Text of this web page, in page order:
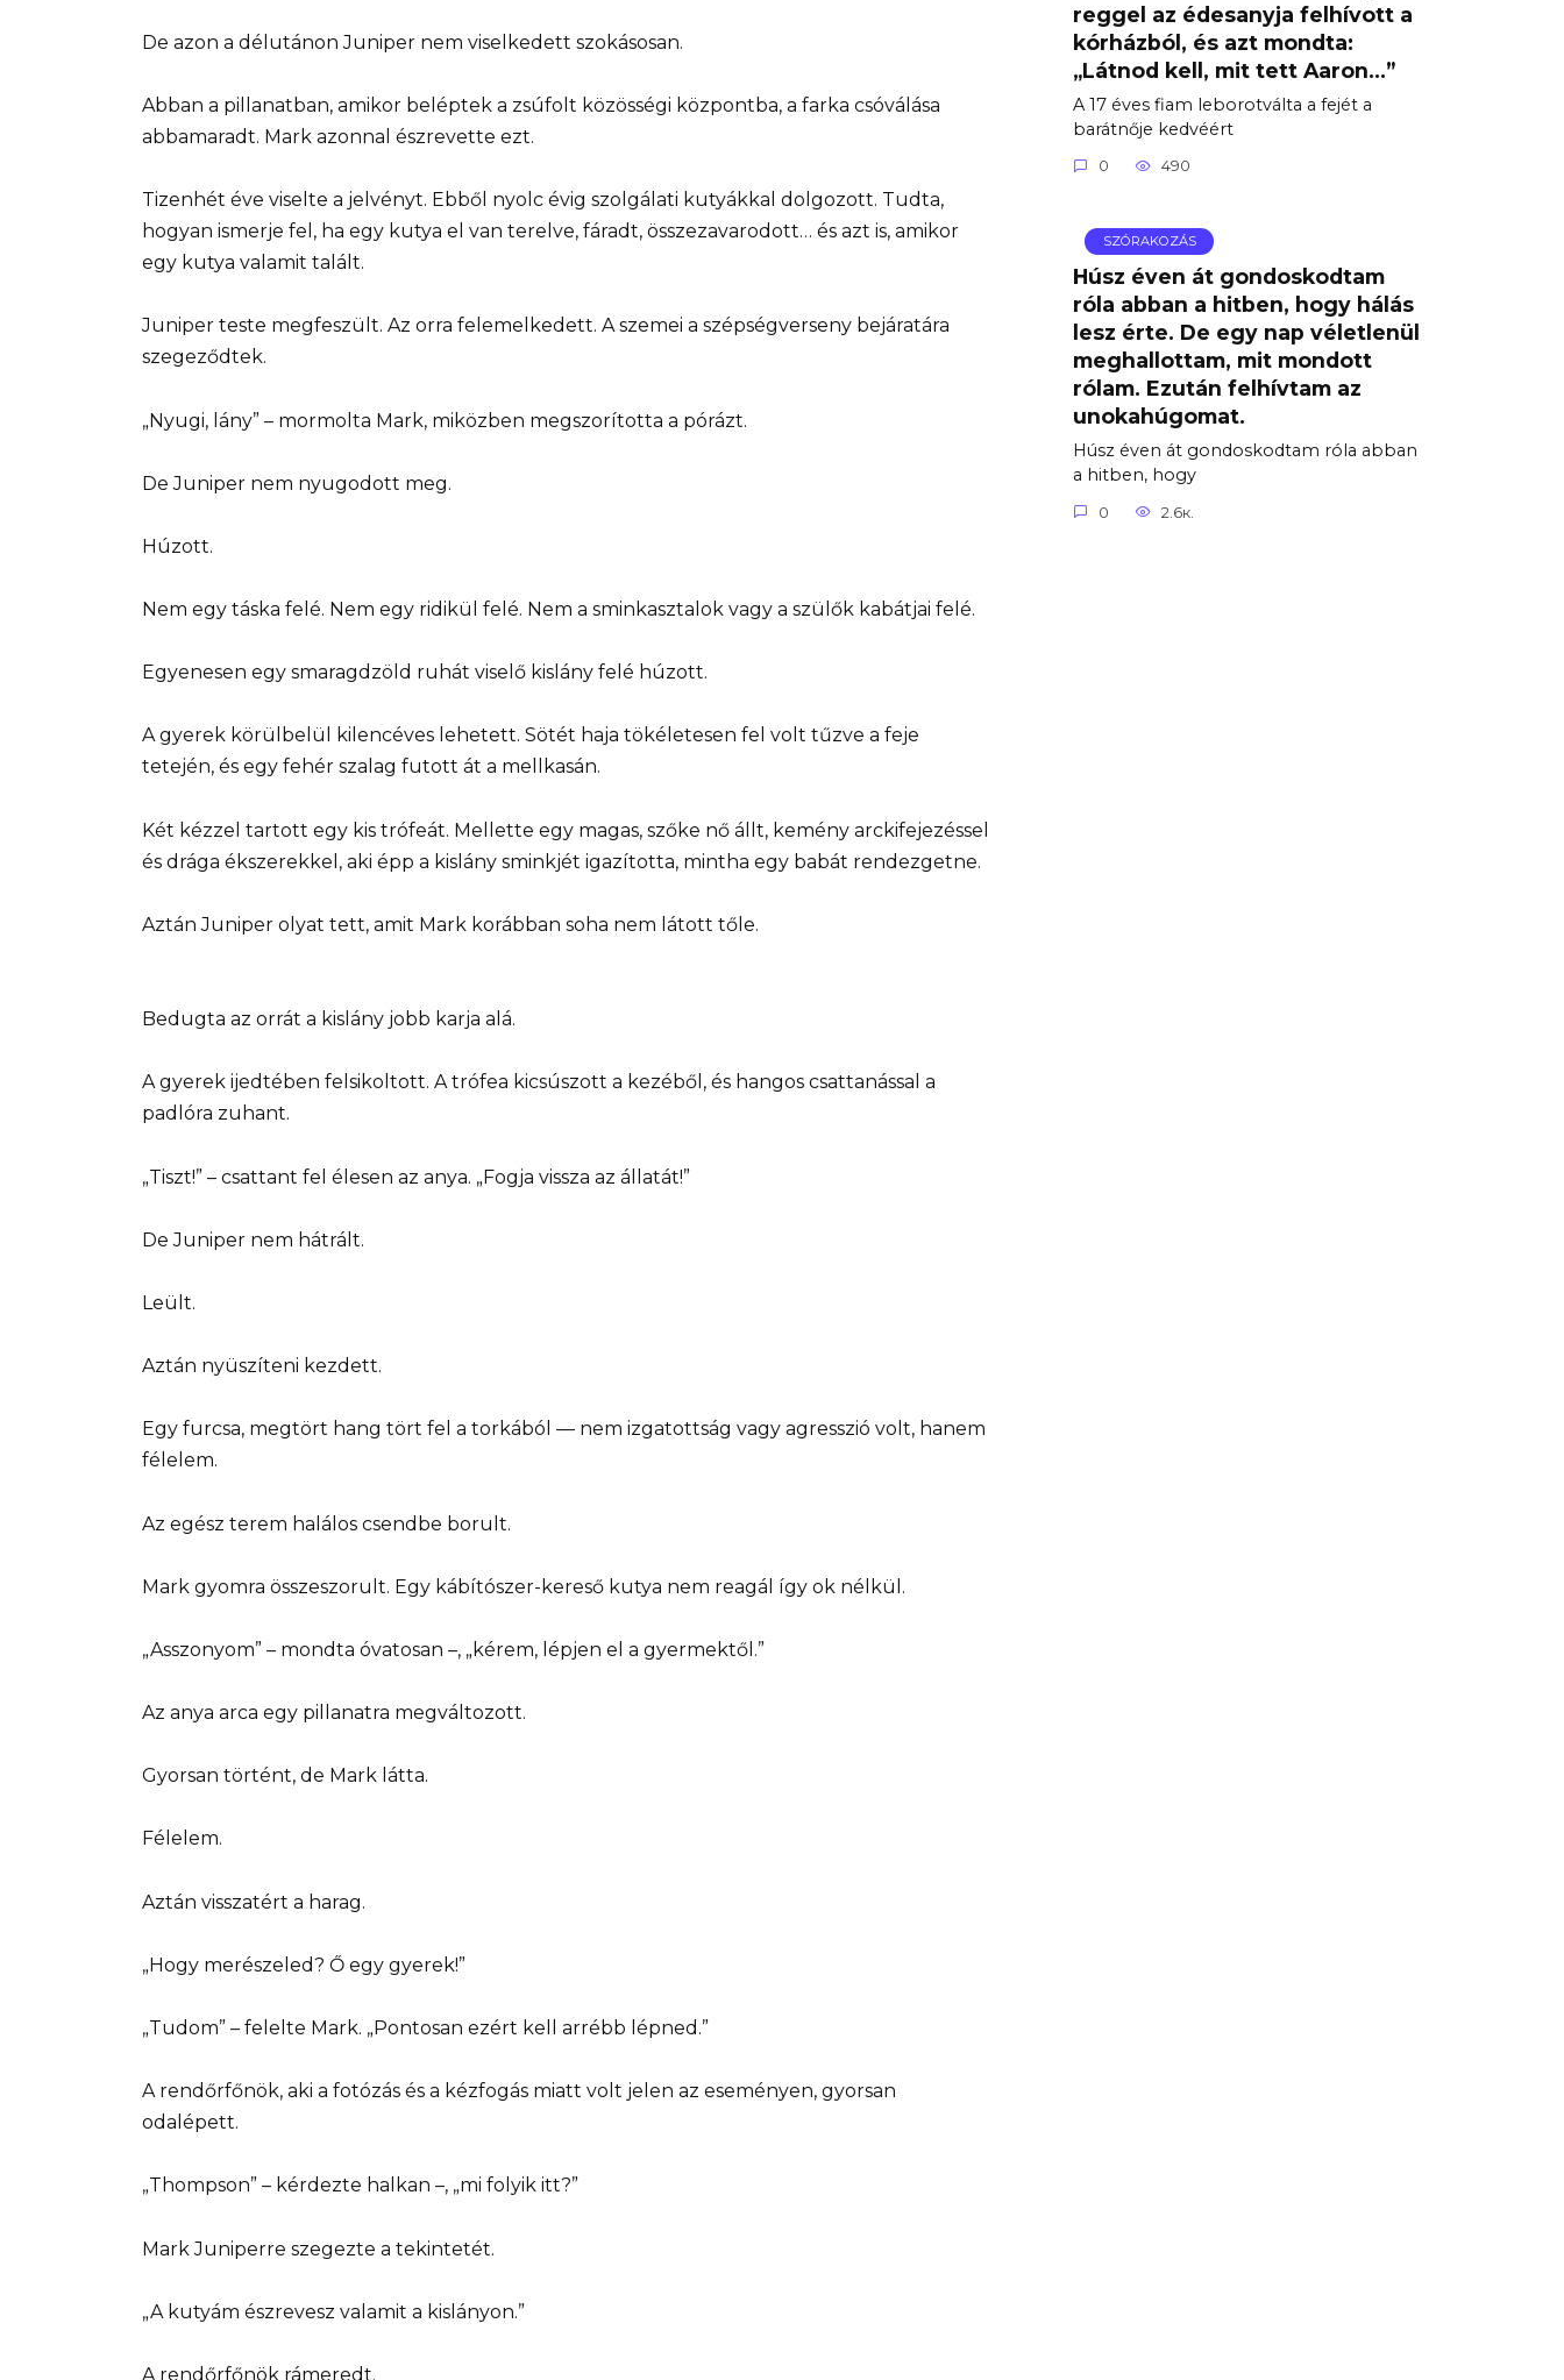
De azon a délutánon Juniper nem viselkedett szokásosan.
Abban a pillanatban, amikor beléptek a zsúfolt közösségi központba, a farka csóválása
abbamaradt. Mark azonnal észrevette ezt.
Tizenhét éve viselte a jelvényt. Ebből nyolc évig szolgálati kutyákkal dolgozott. Tudta,
hogyan ismerje fel, ha egy kutya el van terelve, fáradt, összezavarodott… és azt is, amikor
egy kutya valamit talált.
Juniper teste megfeszült. Az orra felemelkedett. A szemei a szépségverseny bejáratára
szegeződtek.
„Nyugi, lány” – mormolta Mark, miközben megszorította a pórázt.
De Juniper nem nyugodott meg.
Húzott.
Nem egy táska felé. Nem egy ridikül felé. Nem a sminkasztalok vagy a szülők kabátjai felé.
Egyenesen egy smaragdzöld ruhát viselő kislány felé húzott.
A gyerek körülbelül kilencéves lehetett. Sötét haja tökéletesen fel volt tűzve a feje
tetején, és egy fehér szalag futott át a mellkasán.
Két kézzel tartott egy kis trófeát. Mellette egy magas, szőke nő állt, kemény arckifejezéssel
és drága ékszerekkel, aki épp a kislány sminkjét igazította, mintha egy babát rendezgetne.
Aztán Juniper olyat tett, amit Mark korábban soha nem látott tőle.
Bedugta az orrát a kislány jobb karja alá.
A gyerek ijedtében felsikoltott. A trófea kicsúszott a kezéből, és hangos csattanással a
padlóra zuhant.
„Tiszt!” – csattant fel élesen az anya. „Fogja vissza az állatát!”
De Juniper nem hátrált.
Leült.
Aztán nyüszíteni kezdett.
Egy furcsa, megtört hang tört fel a torkából — nem izgatottság vagy agresszió volt, hanem
félelem.
Az egész terem halálos csendbe borult.
Mark gyomra összeszorult. Egy kábítószer-kereső kutya nem reagál így ok nélkül.
„Asszonyom” – mondta óvatosan –, „kérem, lépjen el a gyermektől.”
Az anya arca egy pillanatra megváltozott.
Gyorsan történt, de Mark látta.
Félelem.
Aztán visszatért a harag.
„Hogy merészeled? Ő egy gyerek!”
„Tudom” – felelte Mark. „Pontosan ezért kell arrébb lépned.”
A rendőrfőnök, aki a fotózás és a kézfogás miatt volt jelen az eseményen, gyorsan
odalépett.
„Thompson” – kérdezte halkan –, „mi folyik itt?”
Mark Juniperre szegezte a tekintetét.
„A kutyám észrevesz valamit a kislányon.”
A rendőrfőnök rámeredt.
reggel az édesanyja felhívott a
kórházból, és azt mondta:
„Látnod kell, mit tett Aaron…”
A 17 éves fiam leborotválta a fejét a
barátnője kedvéért
0 490
SZÓRAKOZÁS
Húsz éven át gondoskodtam
róla abban a hitben, hogy hálás
lesz érte. De egy nap véletlenül
meghallottam, mit mondott
rólam. Ezután felhívtam az
unokahúgomat.
Húsz éven át gondoskodtam róla abban
a hitben, hogy
0 2.6к.